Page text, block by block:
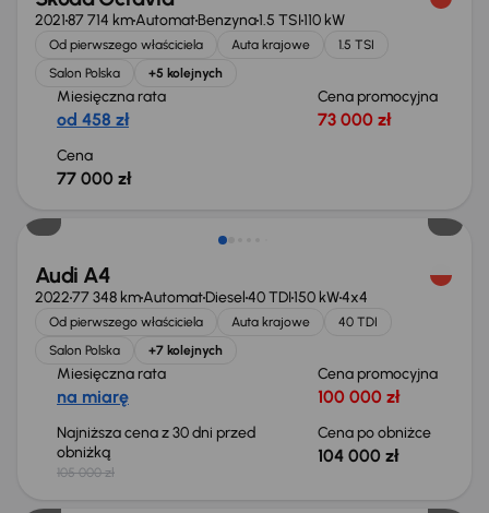
202187 714 kmAutomatBenzyna1.5 TSI110 kW
Od pierwszego właściciela Auta krajowe
1.5 TSI
Salon Polska
+5 kolejnych
Miesięczna rata
od 458 zł
Cena promocyjna
73 000 zł
Cena
77 000 zł
Audi A4
202277 348 kmAutomatDiesel40 TDI150 kW4x4
Od pierwszego właściciela Auta krajowe
40 TDI
Salon Polska
+7 kolejnych
Miesięczna rata
na miarę
Cena promocyjna
100 000 zł
Najniższa cena z 30 dni przed
obniżką
105 000 zł
Cena po obniżce
104 000 zł
Taniej o 1 000 zł